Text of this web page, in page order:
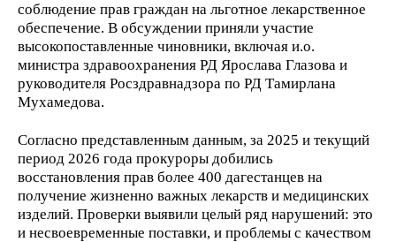
соблюдение прав граждан на льготное лекарственное
обеспечение. В обсуждении приняли участие
высокопоставленные чиновники, включая и.о.
министра здравоохранения РД Ярослава Глазова и
руководителя Росздравнадзора по РД Тамирлана
Мухамедова.
Согласно представленным данным, за 2025 и текущий
период 2026 года прокуроры добились
восстановления прав более 400 дагестанцев на
получение жизненно важных лекарств и медицинских
изделий. Проверки выявили целый ряд нарушений: это
и несвоевременные поставки, и проблемы с качеством